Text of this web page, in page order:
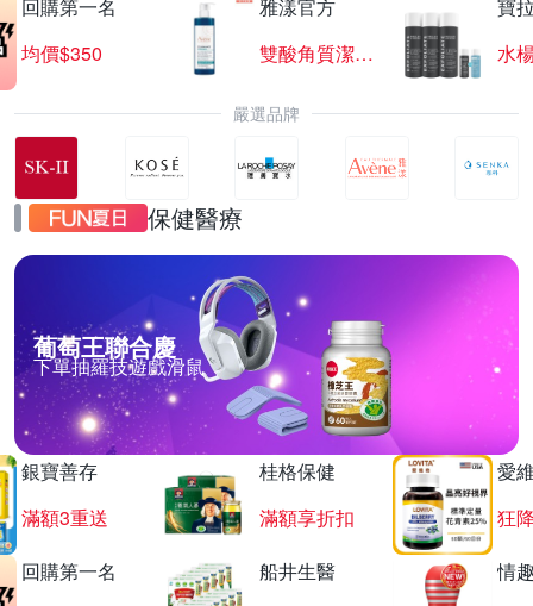
回購第一名
均價$350
雅漾官方
雙酸角質潔膚露
寶
水
嚴選品牌
保健醫療
葡萄王聯合慶
下單抽羅技遊戲滑鼠
銀寶善存
滿額3重送
桂格保健
滿額享折扣
愛
狂
回購第一名
船井生醫
情